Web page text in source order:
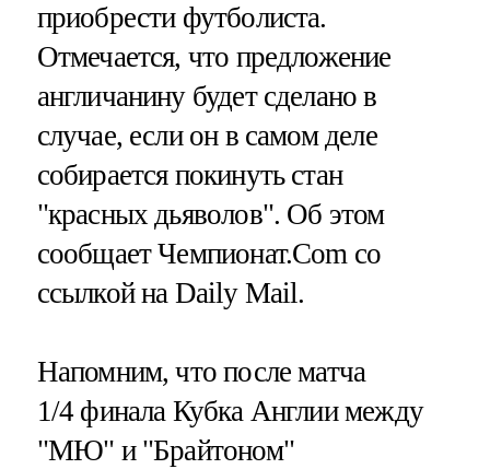
приобрести футболиста.
Отмечается, что предложение
англичанину будет сделано в
случае, если он в самом деле
собирается покинуть стан
"красных дьяволов". Об этом
сообщает Чемпионат.Com со
ссылкой на Daily Mail.
Напомним, что после матча
1/4 финала Кубка Англии между
"МЮ" и "Брайтоном"